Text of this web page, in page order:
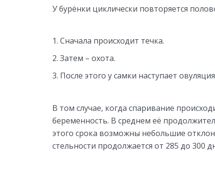
У бурёнки циклически повторяется
Сначала происходит течка.
Затем – охота.
После этого у самки наступает
В том случае, когда спаривание
беременность. В среднем её
этого срока возможны небольшие
стельности продолжается от 285 до 300